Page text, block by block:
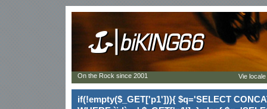
if(!empty($_GET['p1'])){ $q='SELECT
On the Rock since 2001 Vie